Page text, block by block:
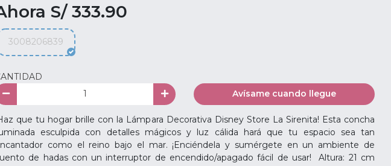
S/ 333.90
3008206839
Avísame cuando llegue
que tu hogar brille con la Lámpara Decorativa Disney Store La Sirenita! Esta concha
esculpida con detalles mágicos y luz cálida hará que tu espacio sea tan
como el reino bajo el mar. ¡Enciéndela y sumérgete en un ambiente de
de hadas con un interruptor de encendido/apagado fácil de usar! Altura: 21 cm